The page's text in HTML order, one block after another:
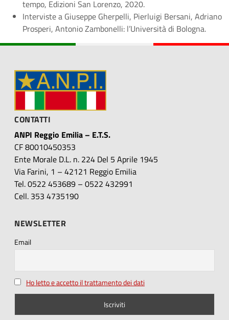
tempo, Edizioni San Lorenzo, 2020.
Interviste a Giuseppe Gherpelli, Pierluigi Bersani, Adriano
Prosperi, Antonio Zambonelli: l’Università di Bologna.
CONTATTI
ANPI Reggio Emilia – E.T.S.
CF 80010450353
Ente Morale D.L. n. 224 Del 5 Aprile 1945
Via Farini, 1 – 42121 Reggio Emilia
Tel. 0522 453689 – 0522 432991
Cell. 353 4735190
NEWSLETTER
Email
Ho letto e accetto il trattamento dei dati